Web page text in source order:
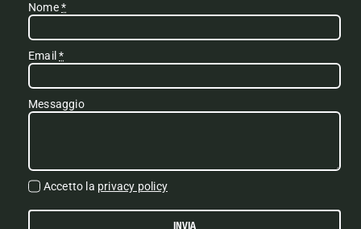
Nome*
Email*
Messaggio
Accetto la privacy policy
INVIA